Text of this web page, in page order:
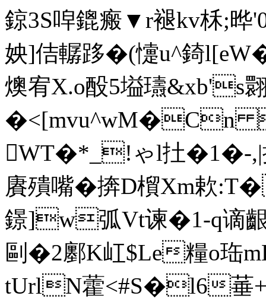
鍄3S唕鎞瘢▼r褪kv柇;
姎]佶轏跢�(懥u^錡
燠宥X.o酘5塧瓙&xb's
�<[mvu^wM�Cn
WT�*_!ゃl扗�1�-,|
賡殨嘴�捹D橮Xm欶
鐛]w弧Vt谏�1-q谪
剾�2鄽K屸$Le糧o珤
tUrlN藿<#S�l6菙